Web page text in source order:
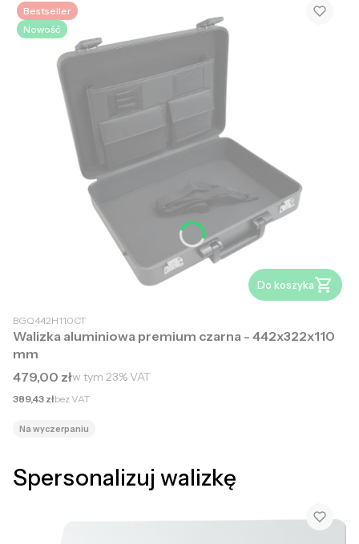
Bestseller
Nowość
Do koszyka
BGQ442H110CT
Walizka aluminiowa premium czarna - 442x322x110
mm
Cena brutto
479,00 złw tym 23%VAT
Cena netto
389,43 złbez VAT
Na wyczerpaniu
Spersonalizuj walizkę